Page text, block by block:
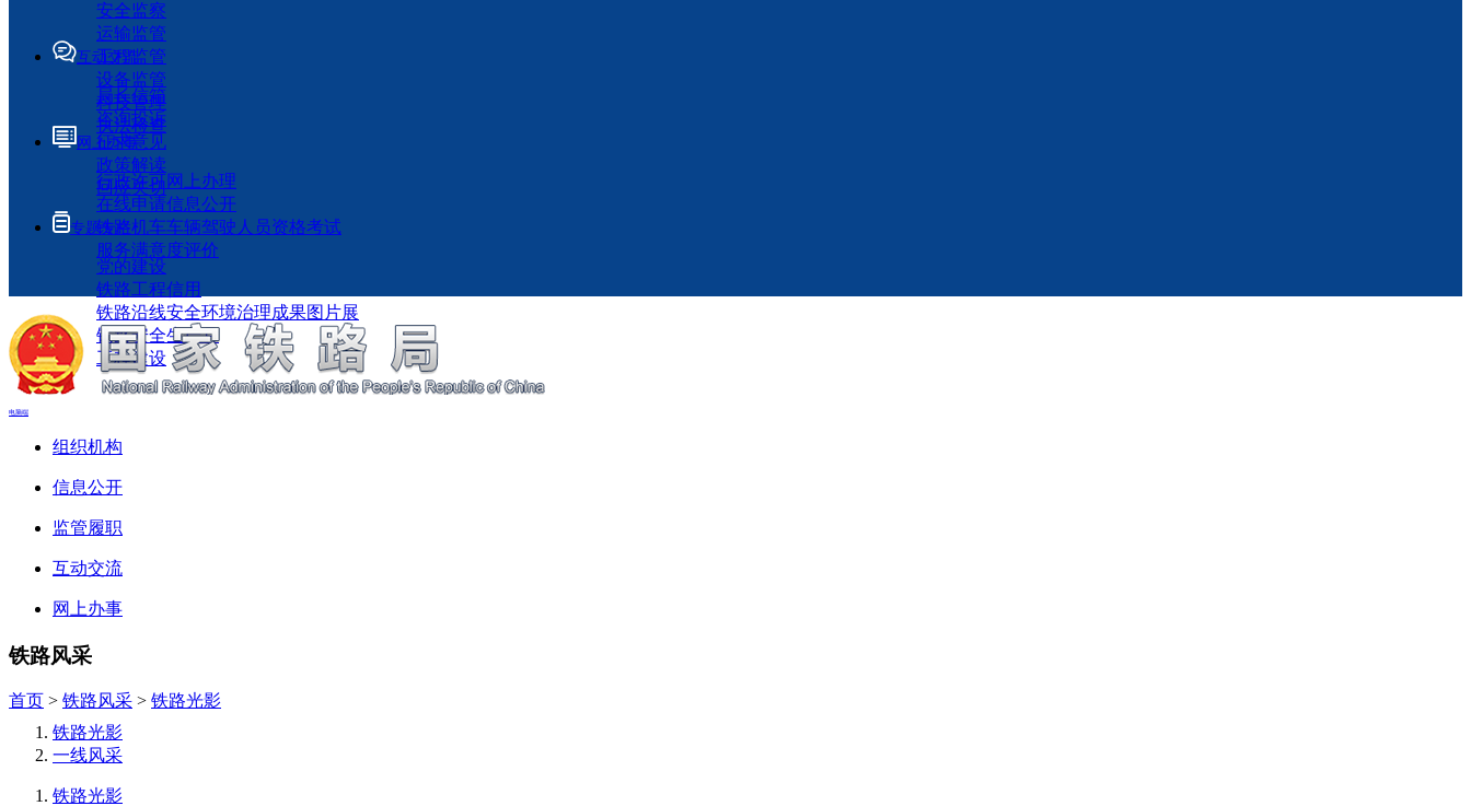
安全监察
运输监管
工程监管
设备监管
科技管理
执法检查
互动交流
局长信箱
咨询投诉
征求意见
政策解读
回应关切
网上办事
行政许可网上办理
在线申请信息公开
铁路机车车辆驾驶人员资格考试
服务满意度评价
专题专栏
党的建设
铁路工程信用
铁路沿线安全环境治理成果图片展
铁路安全生产月
工程建设
电脑端
组织机构
信息公开
监管履职
互动交流
网上办事
铁路风采
首页 > 铁路风采 > 铁路光影
铁路光影
一线风采
铁路光影